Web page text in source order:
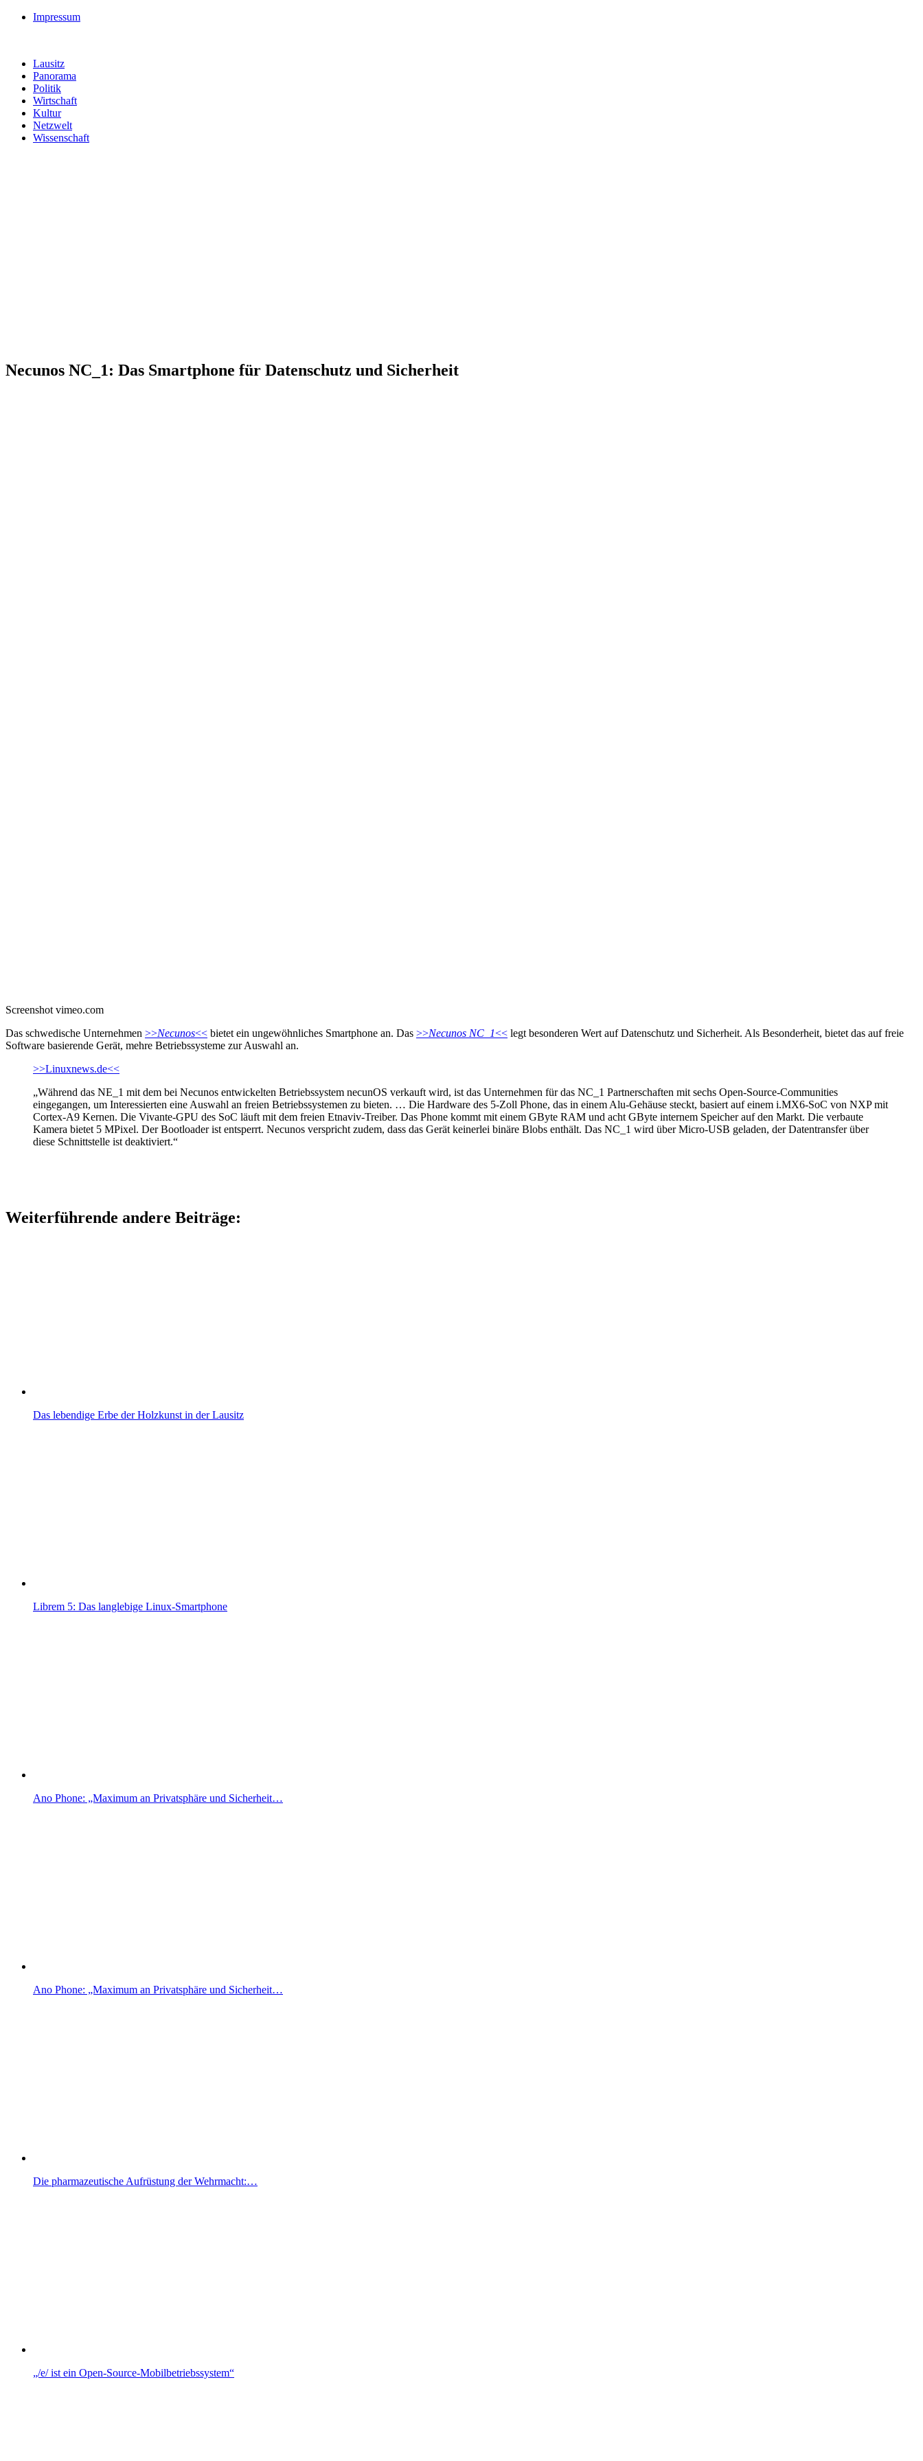
Impressum
Lausitz
Panorama
Politik
Wirtschaft
Kultur
Netzwelt
Wissenschaft
Necunos NC_1: Das Smartphone für Datenschutz und Sicherheit
Screenshot vimeo.com
Das schwedische Unternehmen >>Necunos<< bietet ein ungewöhnliches Smartphone an. Das >>Necunos NC_1<< legt besonderen Wert auf Datenschutz und Sicherheit. Als Besonderheit, bietet das auf freie
Software basierende Gerät, mehre Betriebssysteme zur Auswahl an.
>>Linuxnews.de<<
„Während das NE_1 mit dem bei Necunos entwickelten Betriebssystem necunOS verkauft wird, ist das Unternehmen für das NC_1 Partnerschaften mit sechs Open-Source-Communities
eingegangen, um Interessierten eine Auswahl an freien Betriebssystemen zu bieten. … Die Hardware des 5-Zoll Phone, das in einem Alu-Gehäuse steckt, basiert auf einem i.MX6-SoC von NXP mit
Cortex-A9 Kernen. Die Vivante-GPU des SoC läuft mit dem freien Etnaviv-Treiber. Das Phone kommt mit einem GByte RAM und acht GByte internem Speicher auf den Markt. Die verbaute
Kamera bietet 5 MPixel. Der Bootloader ist entsperrt. Necunos verspricht zudem, dass das Gerät keinerlei binäre Blobs enthält. Das NC_1 wird über Micro-USB geladen, der Datentransfer über
diese Schnittstelle ist deaktiviert.“
Weiterführende andere Beiträge:
Das lebendige Erbe der Holzkunst in der Lausitz
Librem 5: Das langlebige Linux-Smartphone
Ano Phone: „Maximum an Privatsphäre und Sicherheit…
Ano Phone: „Maximum an Privatsphäre und Sicherheit…
Die pharmazeutische Aufrüstung der Wehrmacht:…
„/e/ ist ein Open-Source-Mobilbetriebssystem“